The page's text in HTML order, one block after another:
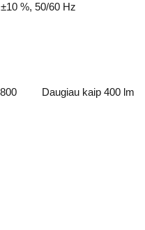
%, 50/60 Hz
Daugiau kaip 400 lm